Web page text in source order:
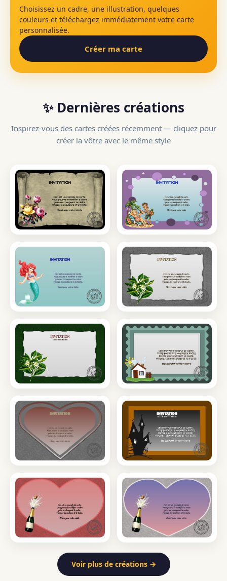
Choisissez un cadre, une illustration, quelques
couleurs et téléchargez immédiatement votre carte
personnalisée.
Créer ma carte
✨ Dernières créations
Inspirez-vous des cartes créées récemment — cliquez pour
créer la vôtre avec le même style
Voir plus de créations →